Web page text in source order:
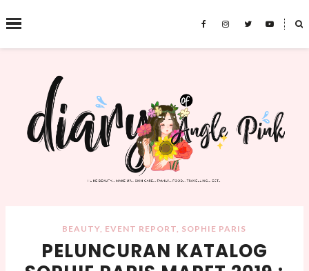
˟
SEARCH THIS BLOG
BEAUTY, EVENT REPORT, SOPHIE PARIS
PELUNCURAN KATALOG